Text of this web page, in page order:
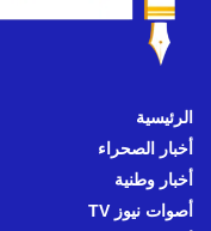
الرئيسية
أخبار الصحراء
أخبار وطنية
أصوات نيوز TV